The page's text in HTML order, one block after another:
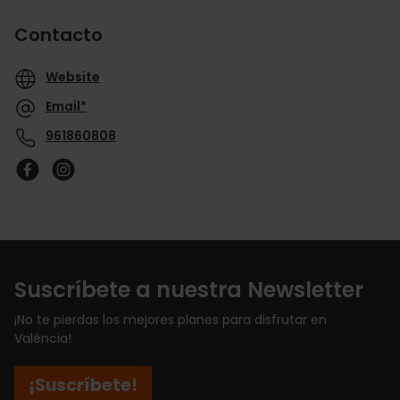
Contacto
Website
Email*
961860808
Suscríbete a nuestra Newsletter
¡No te pierdas los mejores planes para disfrutar en
València!
¡Suscríbete!